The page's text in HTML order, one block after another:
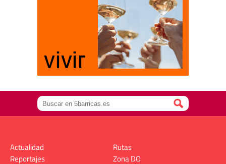
Actualidad
Reportajes
Rutas
Zona DO